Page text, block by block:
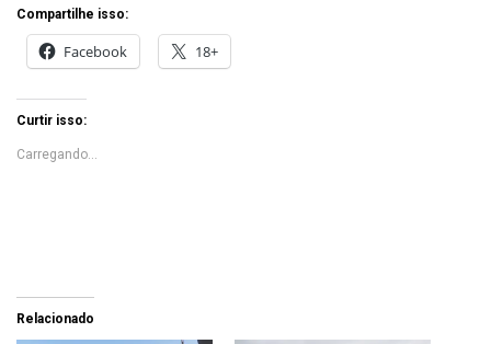
Compartilhe isso:
Facebook 18+
Curtir isso:
Carregando...
Relacionado